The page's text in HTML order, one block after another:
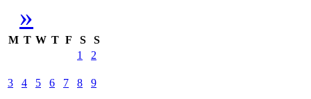
»
M T W T F S
S
1
2
3 4 5 6 7 8 9